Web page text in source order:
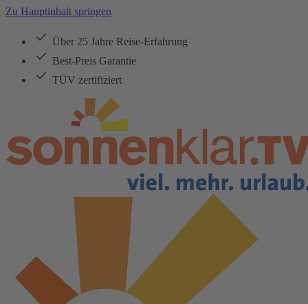
Zu Hauptinhalt springen
Über 25 Jahre Reise-Erfahrung
Best-Preis Garantie
TÜV zertifiziert